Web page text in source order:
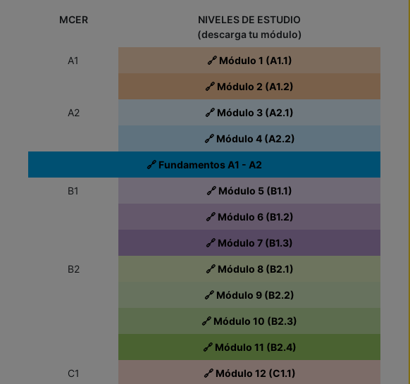
MCER
NIVELES DE ESTUDIO
(descarga tu módulo)
A1 🔗 Módulo 1 (A1.1)
🔗 Módulo 2 (A1.2)
A2 🔗 Módulo 3 (A2.1)
🔗 Módulo 4 (A2.2)
🔗 Fundamentos A1 - A2
B1 🔗 Módulo 5 (B1.1)
🔗 Módulo 6 (B1.2)
🔗 Módulo 7 (B1.3)
B2 🔗 Módulo 8 (B2.1)
🔗 Módulo 9 (B2.2)
🔗 Módulo 10 (B2.3)
🔗 Módulo 11 (B2.4)
C1 🔗 Módulo 12 (C1.1)